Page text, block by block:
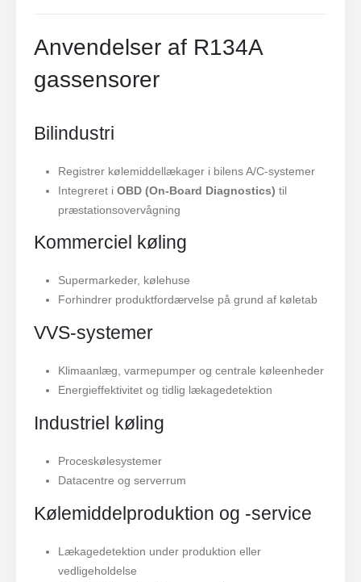
Anvendelser af R134A
gassensorer
Bilindustri
Registrer kølemiddellækager i bilens A/C-systemer
Integreret i OBD (On-Board Diagnostics) til
præstationsovervågning
Kommerciel køling
Supermarkeder, kølehuse
Forhindrer produktfordærvelse på grund af køletab
VVS-systemer
Klimaanlæg, varmepumper og centrale køleenheder
Energieffektivitet og tidlig lækagedetektion
Industriel køling
Proceskølesystemer
Datacentre og serverrum
Kølemiddelproduktion og -service
Lækagedetektion under produktion eller
vedligeholdelse